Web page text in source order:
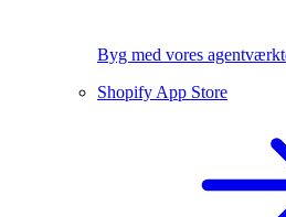
Byg med vores
Shopify App Store